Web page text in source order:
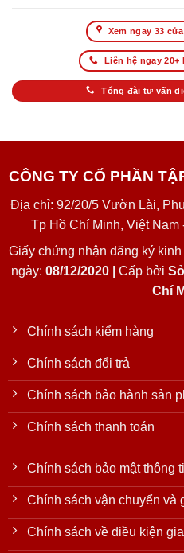
Xem ngay 33
Liên hệ ngay 20+
Tổng đài tư vấn
CÔNG TY CỔ PHẦN
Địa chỉ: 92/20/5 Vườn Lài,
Tp Hồ Chí Minh, Việt
Giấy chứng nhận đăng ký kinh
ngày: 08/12/2020 | Cấp bởi
Chí
Chính sách kiểm hàng
Chính sách đổi trả
Chính sách bảo hành sản
Chính sách thanh toán
Chính sách bảo mật thông
Chính sách vận chuyển và
Chính sách về điều kiện